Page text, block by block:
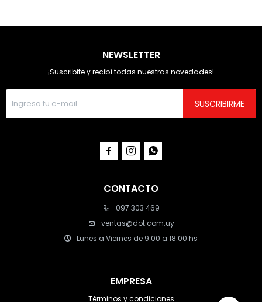
CONTACTO
097 303 469
ventas@dot.com.uy
Lunes a Viernes de 9:00 a 18:00 hs
EMPRESA
Términos y condiciones
NEWSLETTER
¡Suscribite y recibí todas nuestras novedades!
SUSCRIBIRME
  